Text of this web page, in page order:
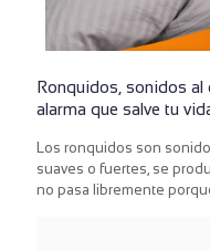
Ronquidos, sonidos al
alarma que salve tu
Los ronquidos son
suaves o fuertes, se
no pasa libremente